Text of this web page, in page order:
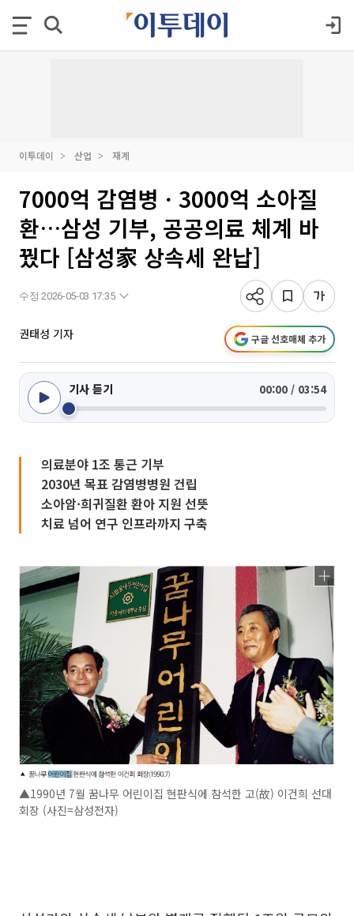
이투데이 산업 재계
7000억 감염병ㆍ3000억 소아질
환…삼성 기부, 공공의료 체계 바
꿨다 [삼성家 상속세 완납]
수정 2026-05-03 17:35
권태성 기자 구글 선호매체 추가
기사 듣기 00:00 / 03:54
의료분야 1조 통근 기부
2030년 목표 감염병병원 건립
소아암·희귀질환 환아 지원 선뜻
치료 넘어 연구 인프라까지 구축
▲1990년 7월 꿈나무 어린이집 현판식에 참석한 고(故) 이건희 선대
회장 (사진=삼성전자)